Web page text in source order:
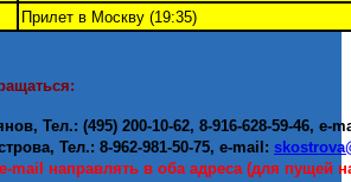
Прилет в Москву (19:35)
Тел.: (495) 200-10-62, 8-916-628-59-46, e-
Тел.: 8-962-981-50-75, e-mail:
e-mail направлять в оба адреса (для пущей